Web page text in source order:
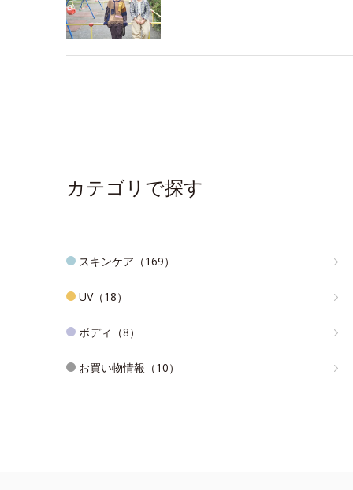
カテゴリで探す
スキンケア（169）
UV（18）
ボディ（8）
お買い物情報（10）